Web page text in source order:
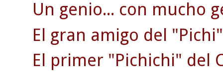
Un genio... con mucho
El gran amigo del
El primer "Pichichi" del